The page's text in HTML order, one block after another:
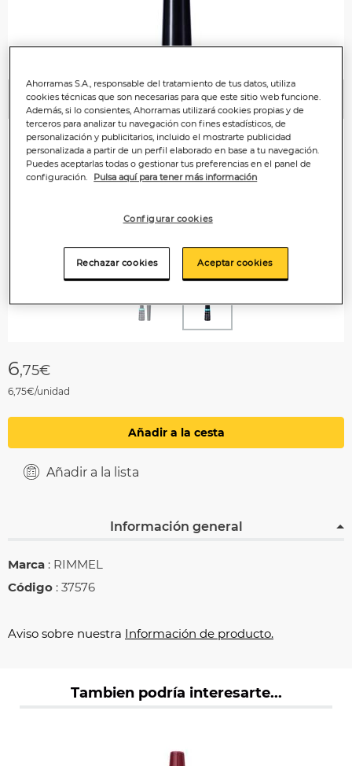
Anterior
6,75€
6,75€/unidad
Añadir a la cesta
Añadir a la lista
Información general
Marca : RIMMEL
Código : 37576
Aviso sobre nuestra Información de producto.
Tambien podría interesarte...
Ahorramas S.A., responsable del tratamiento de tus datos, utiliza
cookies técnicas que son necesarias para que este sitio web funcione.
Además, si lo consientes, Ahorramas utilizará cookies propias y de
terceros para analizar tu navegación con fines estadísticos, de
personalización y publicitarios, incluido el mostrarte publicidad
personalizada a partir de un perfil elaborado en base a tu navegación.
Puedes aceptarlas todas o gestionar tus preferencias en el panel de
configuración.
Pulsa aquí para tener más información
Configurar cookies
Rechazar cookies Aceptar cookies